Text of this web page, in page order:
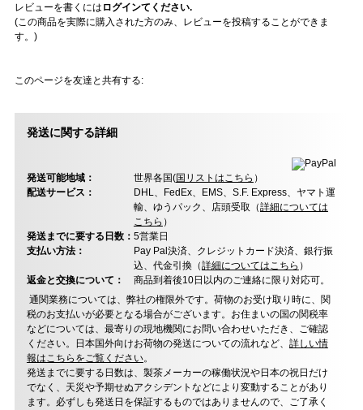
レビューを書くには ログインてください.
(この商品を実際に購入された方のみ、レビューを投稿することができま
す。)
このページを友達と共有する:
発送に関する詳細
発送可能地域： 世界各国(国リストはこちら ）
配送サービス：
DHL、FedEx、EMS、S.F. Express、ヤマト運
輸、ゆうパック、店頭受取（詳細については
こちら ）
発送までに要する日数： 5営業日
支払い方法：
Pay Pal決済、クレジットカード決済、銀行振
込、代金引換（詳細についてはこちら ）
返金と交換について：
商品到着後10日以内のご連絡に限り対応可。
通関業務については、弊社の権限外です。荷物のお受け取り時に、関
税のお支払いが必要となる場合がございます。お住まいの国の関税率
などについては、最寄りの現地機関にお問い合わせいただき、ご確認
ください。日本国外向けお荷物の発送についての流れなど、 詳しい情
報はこちらをご覧ください。
発送までに要する日数は、製茶メーカーの稼働状況や日本の祝日だけ
でなく、天災や予期せぬアクシデントなどにより変動することがあり
ます。必ずしも発送日を保証するものではありませんので、ご了承く